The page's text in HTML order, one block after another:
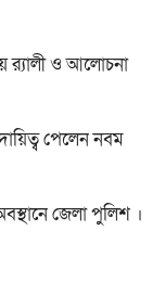
র‌্যালী ও আলোচনা
পেলেন নবম
জেলা পুলিশ ।